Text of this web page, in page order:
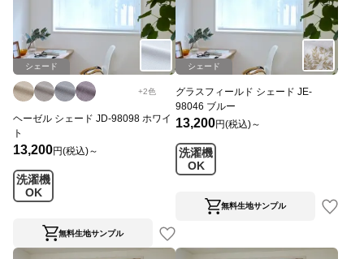
シェード
+2色
ヘーゼル シェード JD-98098 ホワイ
ト
13,200円(税込)～
洗濯機
OK
無料生地サンプル
シェード
グラスフィールド シェード JE-
98046 ブルー
13,200円(税込)～
洗濯機
OK
無料生地サンプル